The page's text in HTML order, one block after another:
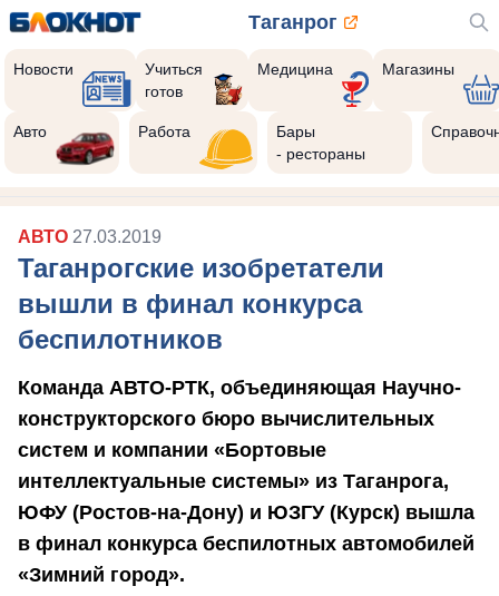
Таганрог
Новости
Учиться
готов
Медицина Магазины
Авто Работа
Бары
- рестораны
АВТО 27.03.2019
Таганрогские изобретатели
вышли в финал конкурса
беспилотников
Команда АВТО-РТК, объединяющая Научно-
конструкторского бюро вычислительных
систем и компании «Бортовые
интеллектуальные системы» из Таганрога,
ЮФУ (Ростов-на-Дону) и ЮЗГУ (Курск) вышла
в финал конкурса беспилотных автомобилей
«Зимний город».